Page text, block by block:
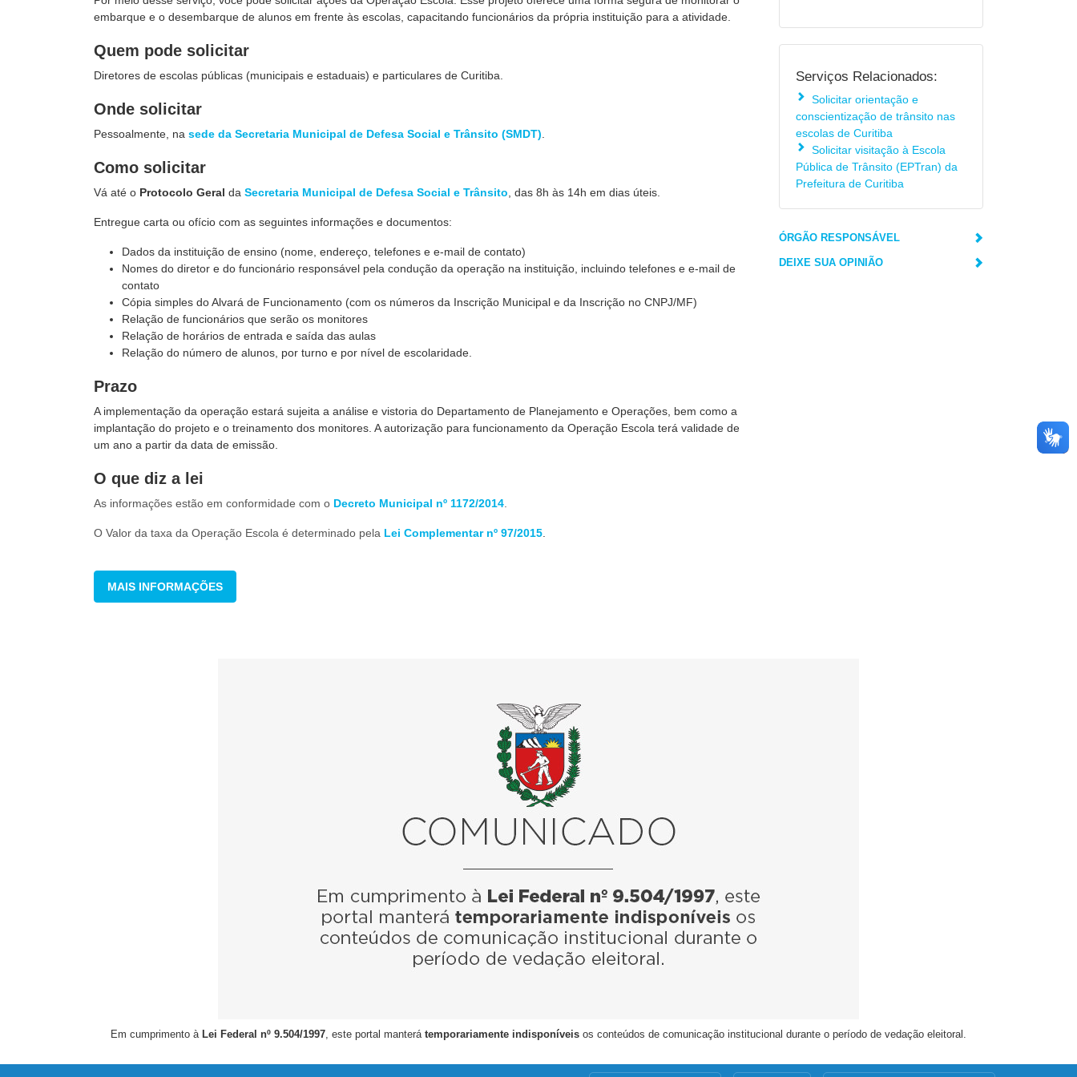
embarque e o desembarque de alunos em frente às escolas, capacitando funcionários da própria instituição para a atividade.
Quem pode solicitar
Diretores de escolas públicas (municipais e estaduais) e particulares de Curitiba.
Onde solicitar
Pessoalmente, na sede da Secretaria Municipal de Defesa Social e Trânsito (SMDT)
Como solicitar
Vá até o Protocolo Geral da Secretaria Municipal de Defesa Social e Trânsito , das 8h às 14h em dias úteis.
Entregue carta ou ofício com as seguintes informações e documentos:
Dados da instituição de ensino (nome, endereço, telefones e e-mail de contato)
Nomes do diretor e do funcionário responsável pela condução da operação na instituição, incluindo telefones e e-mail de
contato
Cópia simples do Alvará de Funcionamento (com os números da Inscrição Municipal e da Inscrição no CNPJ/MF)
Relação de funcionários que serão os monitores
Relação de horários de entrada e saída das aulas
Relação do número de alunos, por turno e por nível de escolaridade.
Prazo
A implementação da operação estará sujeita a análise e vistoria do Departamento de Planejamento e Operações, bem como a
implantação do projeto e o treinamento dos monitores. A autorização para funcionamento da Operação Escola terá validade de
um ano a partir da data de emissão.
O que diz a lei
As informações estão em conformidade com o Decreto Municipal nº 1172/2014
O Valor da taxa da Operação Escola é determinado pela Lei Complementar nº 97/2015
MAIS INFORMAÇÕES
Serviços Relacionados:
Solicitar orientação e
conscientização de trânsito nas
escolas de Curitiba
Solicitar visitação à Escola
Pública de Trânsito (EPTran) da
Prefeitura de Curitiba
ÓRGÃO RESPONSÁVEL
DEIXE SUA OPINIÃO
Em cumprimento à Lei Federal nº 9.504/1997, este portal manterá temporariamente indisponíveis os conteúdos de comunicação institucional durante o período de vedação eleitoral.